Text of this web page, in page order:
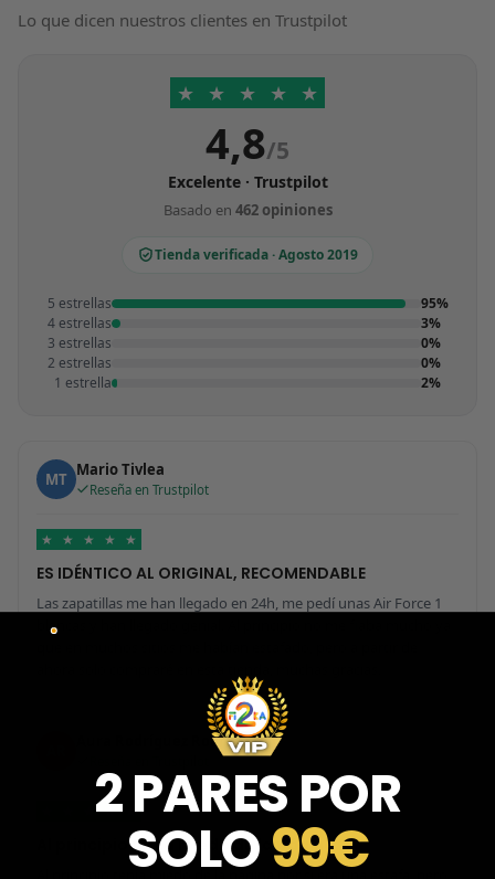
Lo que dicen nuestros clientes en Trustpilot
★ ★ ★ ★ ★
4,8/5
Excelente · Trustpilot
Basado en 462 opiniones
Tienda verificada · Agosto 2019
5 estrellas
95%
4 estrellas
3%
3 estrellas
0%
2 estrellas
0%
1 estrella
2%
MT Mario Tivlea
Reseña en Trustpilot
★ ★ ★ ★ ★
ES IDÉNTICO AL ORIGINAL, RECOMENDABLE
Las zapatillas me han llegado en 24h, me pedí unas Air Force 1
blancas y han llegado genial. Al principio no me fiaba mucho ya
Aura Rodríguez Rodríguez
★ ★
Al principio tenía miedo de la página…
2 PARES POR
SOLO99€